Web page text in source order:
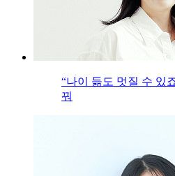
“나이 듦도 멋질 수 있
꿔